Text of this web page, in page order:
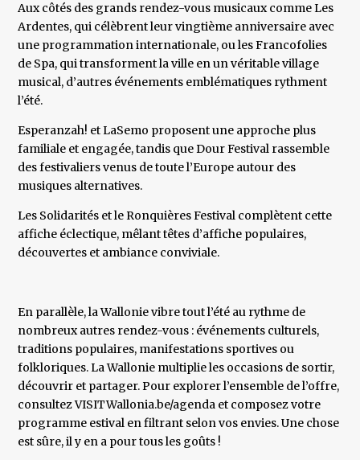
Aux côtés des grands rendez-vous musicaux comme Les
Ardentes, qui célèbrent leur vingtième anniversaire avec
une programmation internationale, ou les Francofolies
de Spa, qui transforment la ville en un véritable village
musical, d’autres événements emblématiques rythment
l’été.
Esperanzah! et LaSemo proposent une approche plus
familiale et engagée, tandis que Dour Festival rassemble
des festivaliers venus de toute l’Europe autour des
musiques alternatives.
Les Solidarités et le Ronquières Festival complètent cette
affiche éclectique, mêlant têtes d’affiche populaires,
découvertes et ambiance conviviale.
En parallèle, la Wallonie vibre tout l’été au rythme de
nombreux autres rendez-vous : événements culturels,
traditions populaires, manifestations sportives ou
folkloriques. La Wallonie multiplie les occasions de sortir,
découvrir et partager. Pour explorer l’ensemble de l’offre,
consultez VISITWallonia.be/agenda et composez votre
programme estival en filtrant selon vos envies. Une chose
est sûre, il y en a pour tous les goûts !